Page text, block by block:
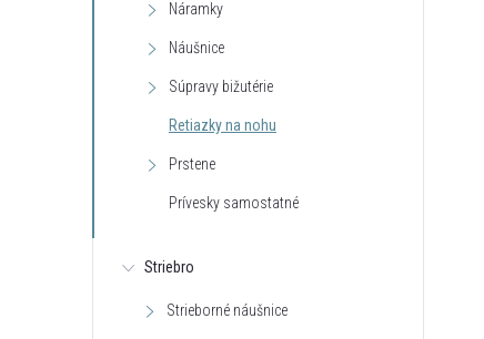
Náramky
Náušnice
Súpravy bižutérie
Retiazky na nohu
Prstene
Prívesky samostatné
Striebro
Strieborné náušnice